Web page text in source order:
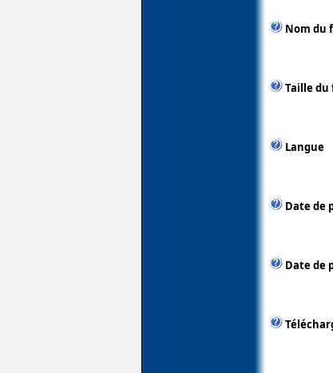
Nom du
Taille
Langue
Date de
Date de